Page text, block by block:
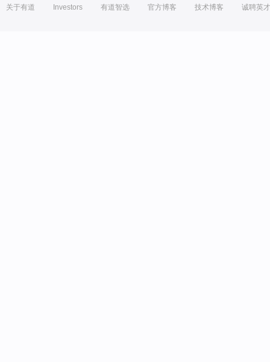
关于有道 Investors 有道智选 官方博客 技术博客 诚聘英才